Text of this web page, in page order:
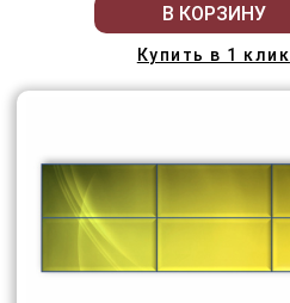
В КОРЗИНУ
Купить в 1 клик